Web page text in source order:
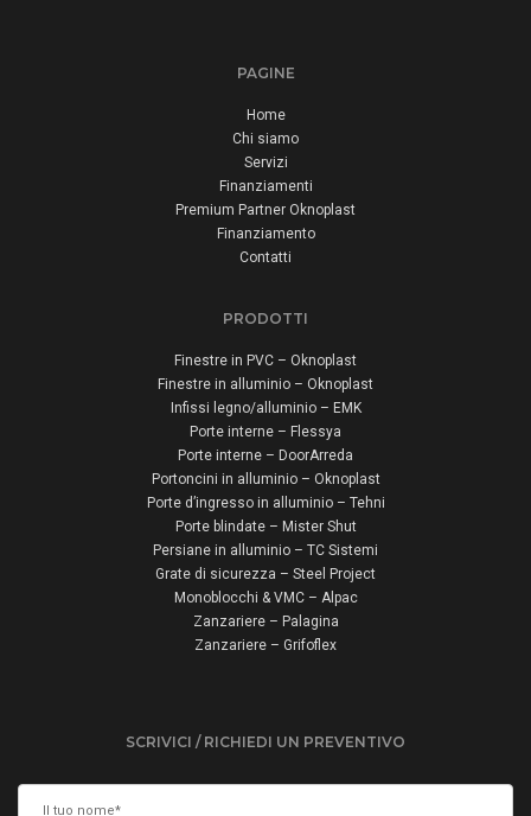
PAGINE
Home
Chi siamo
Servizi
Finanziamenti
Premium Partner Oknoplast
Finanziamento
Contatti
PRODOTTI
Finestre in PVC – Oknoplast
Finestre in alluminio – Oknoplast
Infissi legno/alluminio – EMK
Porte interne – Flessya
Porte interne – DoorArreda
Portoncini in alluminio – Oknoplast
Porte d’ingresso in alluminio – Tehni
Porte blindate – Mister Shut
Persiane in alluminio – TC Sistemi
Grate di sicurezza – Steel Project
Monoblocchi & VMC – Alpac
Zanzariere – Palagina
Zanzariere – Grifoflex
SCRIVICI / RICHIEDI UN PREVENTIVO